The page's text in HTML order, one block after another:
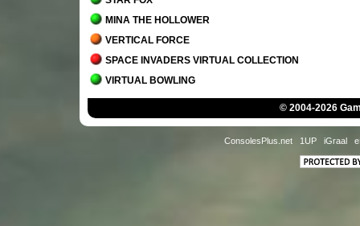
MINA THE HOLLOWER
VERTICAL FORCE
SPACE INVADERS VIRTUAL COLLECTION
VIRTUAL BOWLING
MORTAL KOMBAT 1
JACK BROS.
DETROIT - BECOME HUMAN
© 2004-2026
ConsolesPlus.net 1UP iGraal